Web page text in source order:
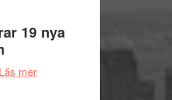
trailern
för
X-
19 nya
Läs merom